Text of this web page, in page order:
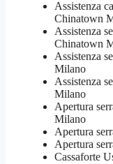
Assistenza
Chinatown
​Assistenza
Chinatown
Assistenza
Milano
Assistenza
Milano
​Apertura
Milano
Apertura
​Apertura
​Cassaforte